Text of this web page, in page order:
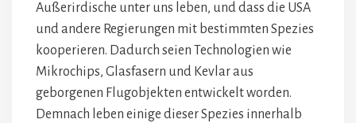
Außerirdische unter uns leben, und dass die USA
und andere Regierungen mit bestimmten Spezies
kooperieren. Dadurch seien Technologien wie
Mikrochips, Glasfasern und Kevlar aus
geborgenen Flugobjekten entwickelt worden.
Demnach leben einige dieser Spezies innerhalb